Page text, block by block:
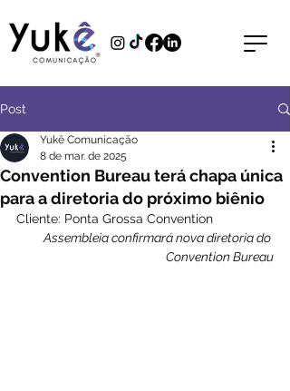
Post
Convention Bureau terá chapa única
para a diretoria do próximo biênio
Yukê Comunicação
8 de mar. de 2025
Cliente: Ponta Grossa Convention
Assembleia confirmará nova diretoria do
Convention Bureau